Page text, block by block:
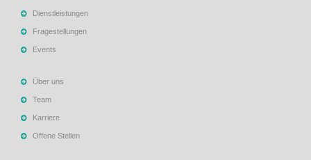
Dienstleistungen
Fragestellungen
Events
Über uns
Team
Karriere
Offene Stellen